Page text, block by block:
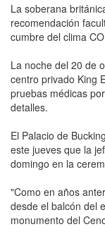
La soberana
recomendación
cumbre del clima
La noche del 20 de
centro privado King
pruebas médicas
detalles.
El Palacio de
este jueves que la
domingo en la
"Como en años
desde el balcón del
monumento del